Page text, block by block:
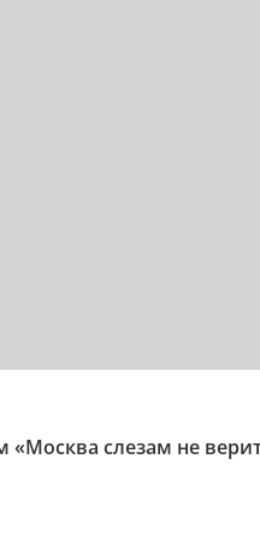
«Москва слезам не